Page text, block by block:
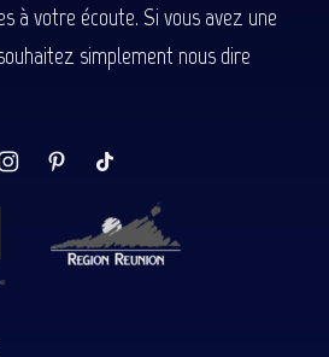
à votre écoute. Si vous avez une
simplement nous dire